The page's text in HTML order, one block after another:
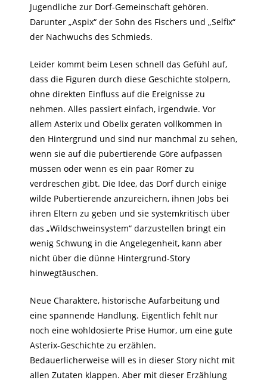
Jugendliche zur Dorf-Gemeinschaft gehören.
Darunter „Aspix“ der Sohn des Fischers und „Selfix“
der Nachwuchs des Schmieds.
Leider kommt beim Lesen schnell das Gefühl auf,
dass die Figuren durch diese Geschichte stolpern,
ohne direkten Einfluss auf die Ereignisse zu
nehmen. Alles passiert einfach, irgendwie. Vor
allem Asterix und Obelix geraten vollkommen in
den Hintergrund und sind nur manchmal zu sehen,
wenn sie auf die pubertierende Göre aufpassen
müssen oder wenn es ein paar Römer zu
verdreschen gibt. Die Idee, das Dorf durch einige
wilde Pubertierende anzureichern, ihnen Jobs bei
ihren Eltern zu geben und sie systemkritisch über
das „Wildschweinsystem“ darzustellen bringt ein
wenig Schwung in die Angelegenheit, kann aber
nicht über die dünne Hintergrund-Story
hinwegtäuschen.
Neue Charaktere, historische Aufarbeitung und
eine spannende Handlung. Eigentlich fehlt nur
noch eine wohldosierte Prise Humor, um eine gute
Asterix-Geschichte zu erzählen.
Bedauerlicherweise will es in dieser Story nicht mit
allen Zutaten klappen. Aber mit dieser Erzählung